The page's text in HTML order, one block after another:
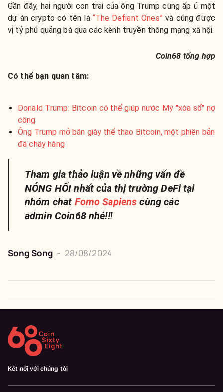
Gần đây, hai người con trai của ông Trump cũng ấp ủ một
dự án crypto có tên là “The Defiant Ones”và cũng được
vị tỷ phú quảng bá qua các kênh truyền thông mạng xã hội.
Coin68 tổng hợp
Có thể bạn quan tâm:
Donald Trump: Bitcoin có thể giúp nước Mỹ "xóa sổ" nợ
công
Ông Trump mở bán giày thể thao Bitcoin, một phiên bản
đã cháy hàng
Tham gia thảo luận về những vấn đề
NÓNG HỔI nhất của thị trường DeFi tại
nhóm chat Fomo Sapiens cùng các
admin Coin68 nhé!!!
Song Song - 28/08/2024
Kết nối với chúng tôi